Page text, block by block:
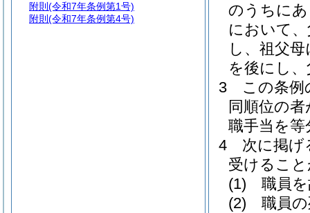
のうちに
において
し、祖父
を後にし
3
この条例
同順位の
職手当を
4
次に掲げ
受けるこ
(1)
職員
(2)
職員
附則 (令和7年条例第1号)
附則 (令和7年条例第4号)